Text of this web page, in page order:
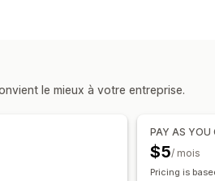
faible
rupture de stock
le mieux à votre entreprise.
PAY AS YOU
$5/ mois
Pricing is